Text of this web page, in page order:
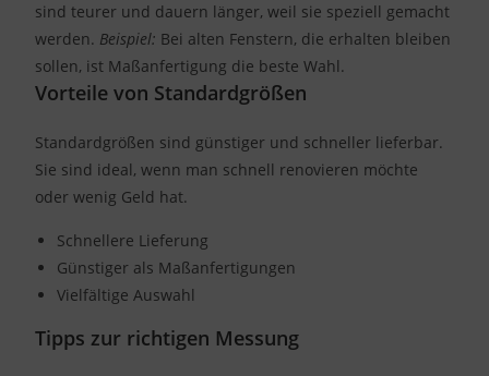
sind teurer und dauern länger, weil sie speziell gemacht
werden. Beispiel: Bei alten Fenstern, die erhalten bleiben
sollen, ist Maßanfertigung die beste Wahl.
Vorteile von Standardgrößen
Standardgrößen sind günstiger und schneller lieferbar.
Sie sind ideal, wenn man schnell renovieren möchte
oder wenig Geld hat.
Schnellere Lieferung
Günstiger als Maßanfertigungen
Vielfältige Auswahl
Tipps zur richtigen Messung